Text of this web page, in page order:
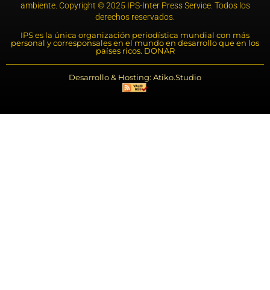
ambiente. Copyright © 2025 IPS-Inter Press Service. Todos los
derechos reservados.
IPS es la única organización periodística mundial con más
personal y corresponsales en el mundo en desarrollo que en los
países ricos. DONAR
Desarrollo & Hosting: Atiko.Studio